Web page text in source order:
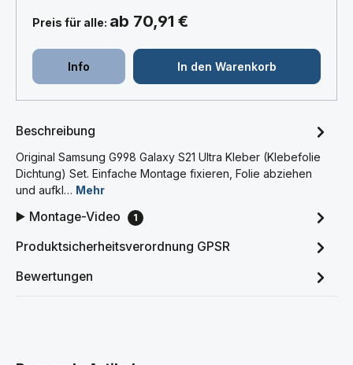
Preis für alle: ab 70,91 €
Info In den Warenkorb
Beschreibung
Original Samsung G998 Galaxy S21 Ultra Kleber (Klebefolie
Dichtung) Set. Einfache Montage fixieren, Folie abziehen
und aufkl… Mehr
▶️ Montage-Video 1
Produktsicherheitsverordnung GPSR
Bewertungen